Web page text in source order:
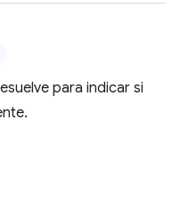
para indicar si